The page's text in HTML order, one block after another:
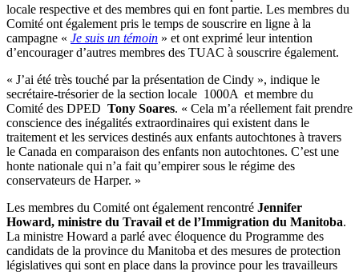
locale respective et des membres qui en font partie. Les membres du
Comité ont également pris le temps de souscrire en ligne à la
campagne « Je suis un témoin » et ont exprimé leur intention
d’encourager d’autres membres des TUAC à souscrire également.
« J’ai été très touché par la présentation de Cindy », indique le
secrétaire-trésorier de la section locale 1000A et membre du
Comité des DPED Tony Soares. « Cela m’a réellement fait prendre
conscience des inégalités extraordinaires qui existent dans le
traitement et les services destinés aux enfants autochtones à travers
le Canada en comparaison des enfants non autochtones. C’est une
honte nationale qui n’a fait qu’empirer sous le régime des
conservateurs de Harper. »
Les membres du Comité ont également rencontré Jennifer
Howard, ministre du Travail et de l’Immigration du Manitoba.
La ministre Howard a parlé avec éloquence du Programme des
candidats de la province du Manitoba et des mesures de protection
législatives qui sont en place dans la province pour les travailleurs